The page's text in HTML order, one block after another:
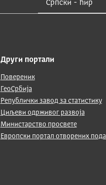
Други портали
Повереник
ГеоСрбија
Републички завод за статистику
Циљеви одрживог развоја
Министарство просвете
Европски портал отворених